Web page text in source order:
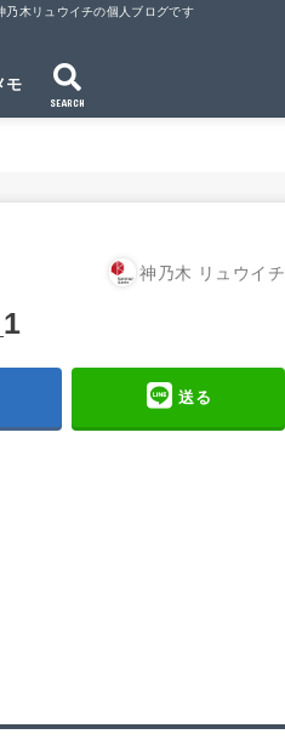
木リュウイチの個人ブログです
モ
SEARCH
神乃木 リュウイチ
送る